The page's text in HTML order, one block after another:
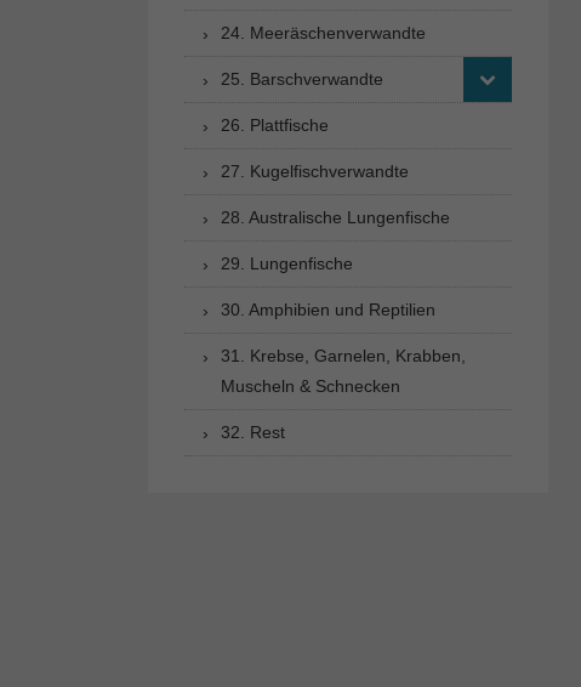
24. Meeräschenverwandte
25. Barschverwandte
26. Plattfische
27. Kugelfischverwandte
28. Australische Lungenfische
29. Lungenfische
30. Amphibien und Reptilien
31. Krebse, Garnelen, Krabben,
Muscheln & Schnecken
32. Rest